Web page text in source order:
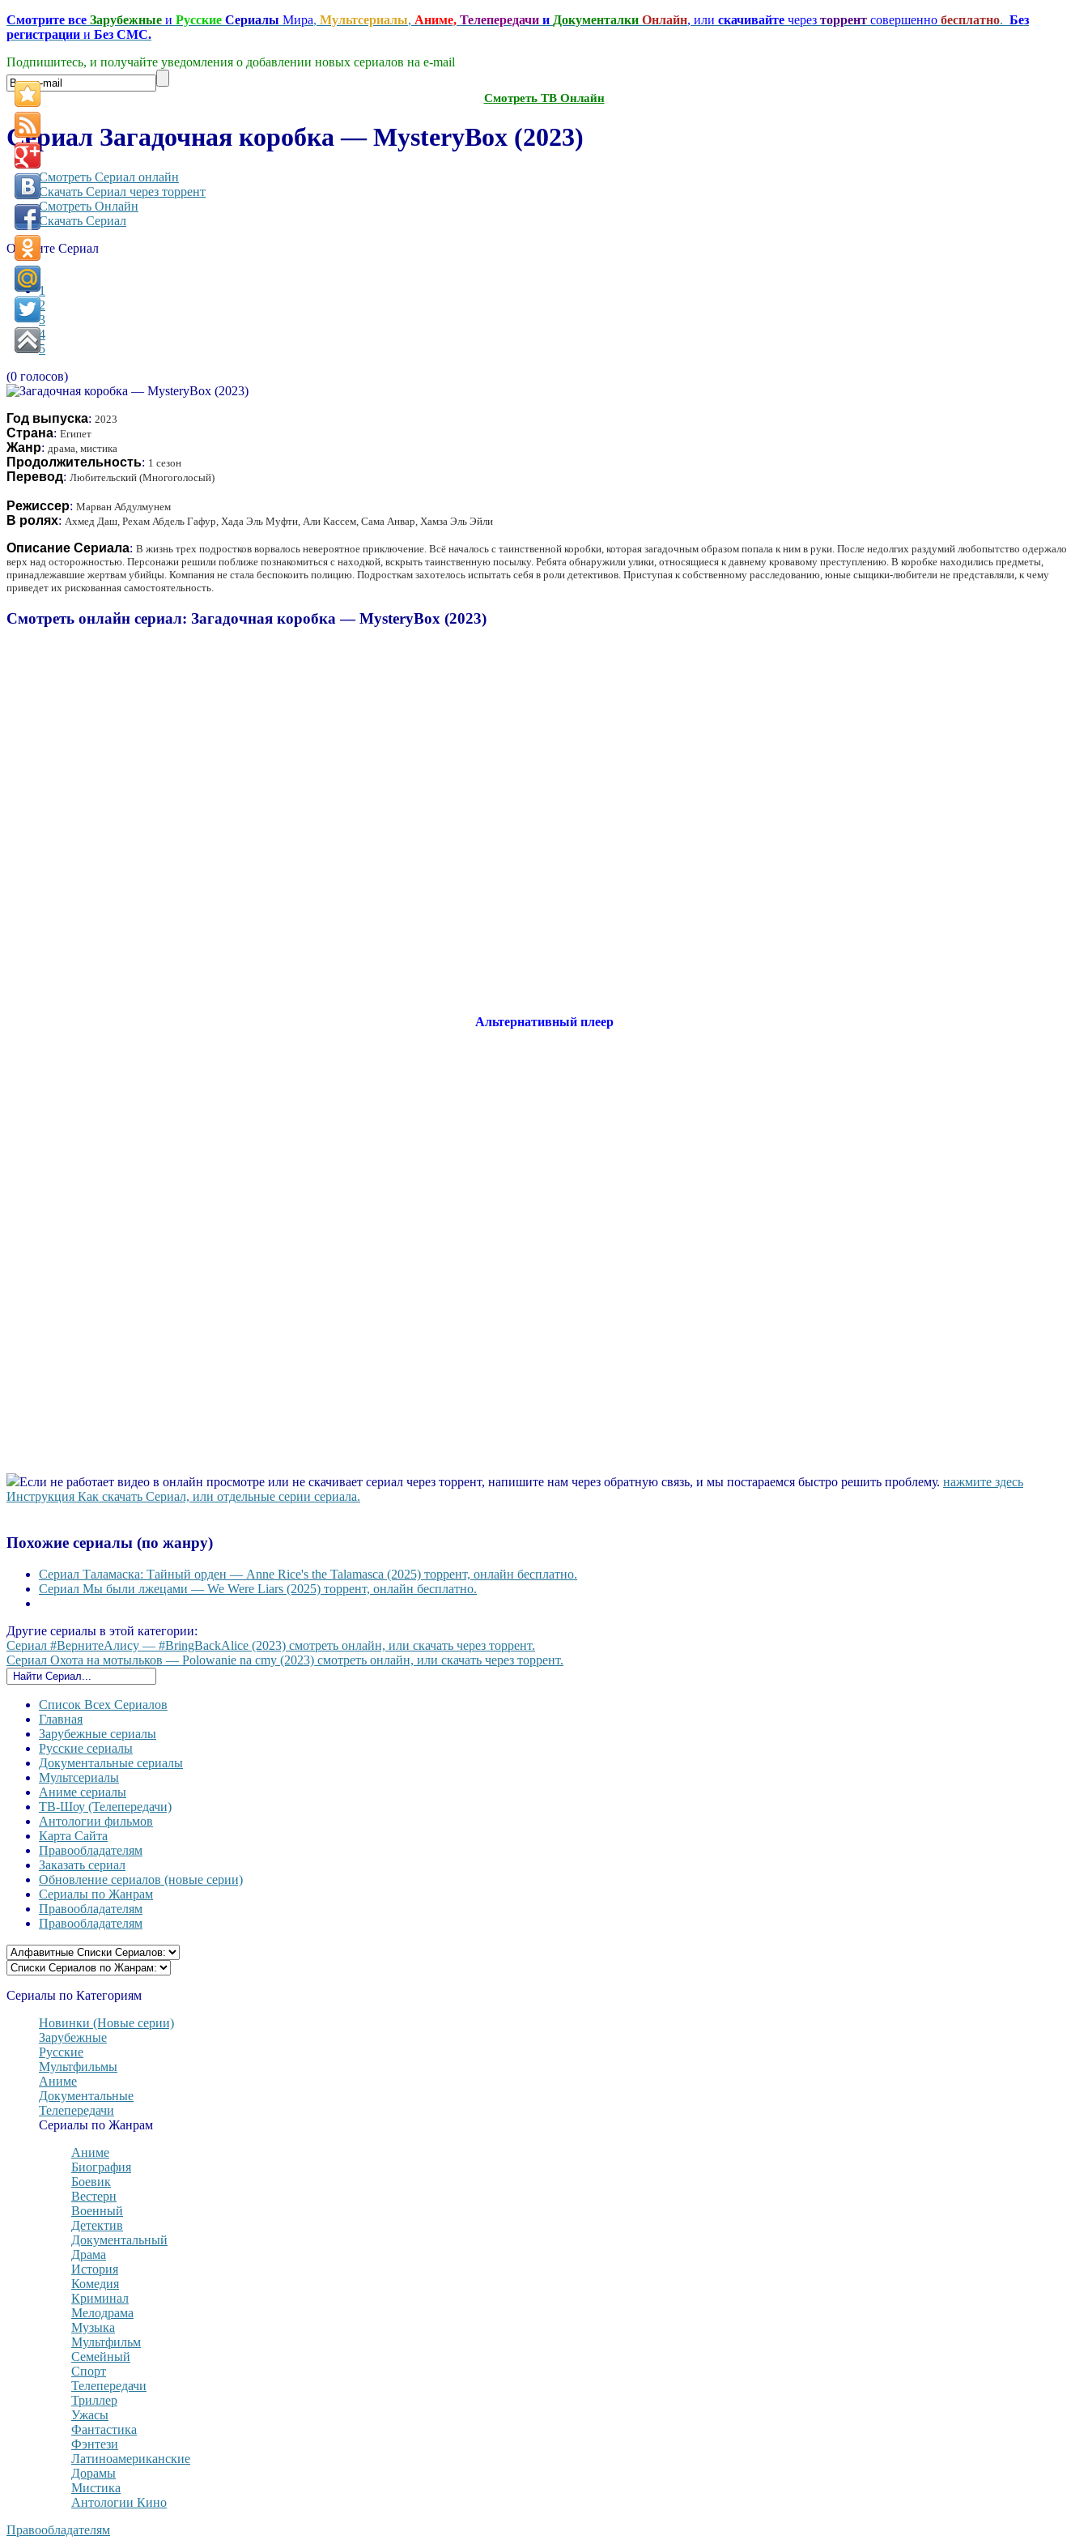
Смотрите все Зарубежные и Русские Сериалы Мира, Мультсериалы, Аниме, Телепередачи и Документалки Онлайн, или скачивайте через торрент совершенно бесплатно. Без
регистрации и Без СМС.
Подпишитесь, и получайте уведомления о добавлении новых сериалов на e-mаil
Смотреть ТВ Онлайн
Сериал Загадочная коробка — MysteryBox (2023)
Смотреть Сериал онлайн
Скачать Сериал через торрент
Смотреть Онлайн
Скачать Сериал
Оцените Сериал
1
2
3
4
5
(0 голосов)
Год выпуска: 2023
Страна: Египет
Жанр: драма, мистика
Продолжительность: 1 сезон
Перевод: Любительский (Многоголосый)
Режиссер: Марван Абдулмунем
В ролях: Ахмед Даш, Рехам Абдель Гафур, Xада Эль Муфти, Али Кассем, Сама Анвар, Хамза Эль Эйли
Описание Сериала: В жизнь трех подростков ворвалось невероятное приключение. Всё началось с таинственной коробки, которая загадочным образом попала к ним в руки. После недолгих раздумий любопытство одержало
верх над осторожностью. Персонажи решили поближе познакомиться с находкой, вскрыть таинственную посылку. Ребята обнаружили улики, относящиеся к давнему кровавому преступлению. В коробке находились предметы,
принадлежавшие жертвам убийцы. Компания не стала беспокоить полицию. Подросткам захотелось испытать себя в роли детективов. Приступая к собственному расследованию, юные сыщики-любители не представляли, к чему
приведет их рискованная самостоятельность.
Смотреть онлайн сериал: Загадочная коробка — MysteryBox (2023)
Альтернативный плеер
Если не работает видео в онлайн просмотре или не скачивает сериал через торрент, напишите нам через обратную связь, и мы постараемся быстро решить проблему. нажмите здесь
Инструкция Как скачать Сериал, или отдельные серии сериала.
Похожие сериалы (по жанру)
Сериал Таламаска: Тайный орден — Anne Rice's the Talamasca (2025) торрент, онлайн бесплатно.
Сериал Мы были лжецами — We Were Liars (2025) торрент, онлайн бесплатно.
Другие сериалы в этой категории:
Сериал #ВернитеАлису — #BringBackAlice (2023) смотреть онлайн, или скачать через торрент.
Сериал Охота на мотыльков — Polowanie na cmy (2023) смотреть онлайн, или скачать через торрент.
Список Всех Сериалов
Главная
Зарубежные сериалы
Русские сериалы
Документальные сериалы
Мультсериалы
Аниме сериалы
ТВ-Шоу (Телепередачи)
Антологии фильмов
Карта Сайта
Правообладателям
Заказать сериал
Обновление сериалов (новые серии)
Сериалы по Жанрам
Правообладателям
Правообладателям
Сериалы по Категориям
Новинки (Новые серии)
Зарубежные
Русские
Мультфильмы
Аниме
Документальные
Телепередачи
Сериалы по Жанрам
Аниме
Биография
Боевик
Вестерн
Военный
Детектив
Документальный
Драма
История
Комедия
Криминал
Мелодрама
Музыка
Мультфильм
Семейный
Спорт
Телепередачи
Триллер
Ужасы
Фантастика
Фэнтези
Латиноамериканские
Дорамы
Мистика
Антологии Кино
Правообладателям